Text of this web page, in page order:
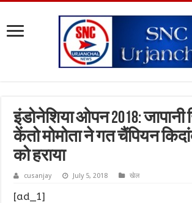
इंडोनेशिया ओपन 2018: जापानी
केंतो मोमोता ने गत चैंपियन
को हराया
cusanjay July 5, 2018 खेल
[ad_1]